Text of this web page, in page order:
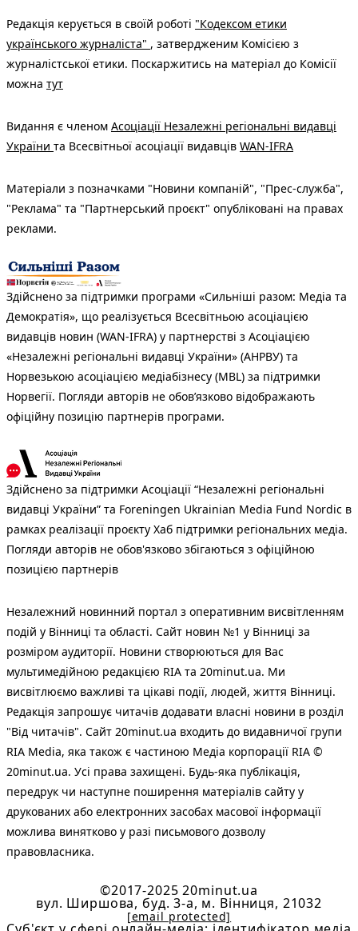
Редакція керується в своїй роботі "Кодексом етики
українського журналіста" , затвердженим Комісією з
журналістської етики. Поскаржитись на матеріал до Комісії
можна тут
Видання є членом Асоціації Незалежні регіональні видавці
України та Всесвітньої асоціації видавців WAN-IFRA
Матеріали з позначками "Новини компаній", "Прес-служба",
"Реклама" та "Партнерський проєкт" опубліковані на правах
реклами.
Здійснено за підтримки програми «Сильніші разом: Медіа та
Демократія», що реалізується Всесвітньою асоціацією
видавців новин (WAN-IFRA) у партнерстві з Асоціацією
«Незалежні регіональні видавці України» (АНРВУ) та
Норвезькою асоціацією медіабізнесу (MBL) за підтримки
Норвегії. Погляди авторів не обов’язково відображають
офіційну позицію партнерів програми.
Здійснено за підтримки Асоціації “Незалежні регіональні
видавці України” та Foreningen Ukrainian Media Fund Nordic в
рамках реалізації проєкту Хаб підтримки регіональних медіа.
Погляди авторів не обов'язково збігаються з офіційною
позицією партнерів
Незалежний новинний портал з оперативним висвітленням
подій у Вінниці та області. Сайт новин №1 у Вінниці за
розміром аудиторії. Новини створюються для Вас
мультимедійною редакцією RIA та 20minut.ua. Ми
висвітлюємо важливі та цікаві події, людей, життя Вінниці.
Редакція запрошує читачів додавати власні новини в розділ
"Від читачів". Сайт 20minut.ua входить до видавничої групи
RIA Media, яка також є частиною Медіа корпорації RIA ©
20minut.ua. Усі права захищені. Будь-яка публiкацiя,
передрук чи наступне поширення матеріалів сайту у
друкованих або електронних засобах масової інформації
можлива винятково у разі письмового дозволу
правовласника.
©2017-2025 20minut.ua
вул. Ширшова, буд. 3-а, м. Вінниця, 21032
[email protected]